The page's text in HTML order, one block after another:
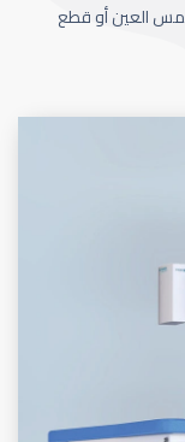
لمس العين أو قطع